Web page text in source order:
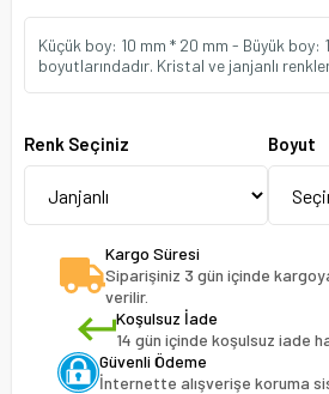
Küçük boy: 10 mm * 20 mm - Büyük boy:
boyutlarındadır. Kristal ve janjanlı
Renk Seçiniz Boyut
Kargo Süresi
Siparişiniz 3 gün içinde
verilir.
Koşulsuz İade
14 gün içinde koşulsuz iade
Güvenli Ödeme
İnternette alışverişe koruma